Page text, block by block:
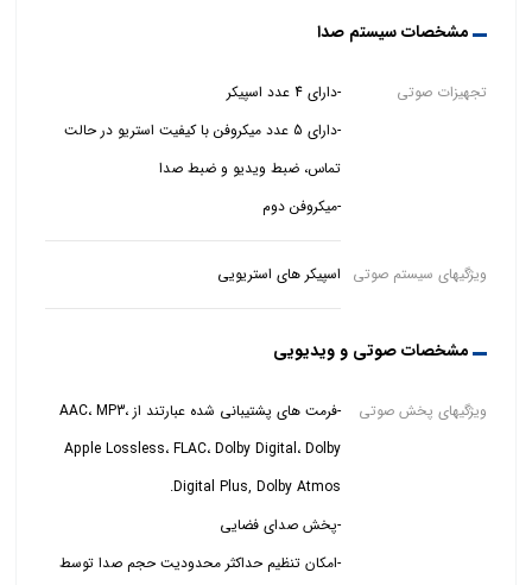
مشخصات سیستم صدا
تجهیزات صوتی
-دارای 4 عدد اسپیکر
-دارای 5 عدد میکروفن با کیفیت استریو در حالت
تماس، ضبط ویدیو و ضبط صدا
-میکروفن دوم
ویژگیهای سیستم صوتی اسپیکر های استریویی
مشخصات صوتی و ویدیویی
ویژگیهای پخش صوتی
-فرمت های پشتیبانی شده عبارتند از AAC، MP3،
Apple Lossless، FLAC، Dolby Digital، Dolby
-امکان تنظیم حداکثر محدودیت حجم صدا توسط